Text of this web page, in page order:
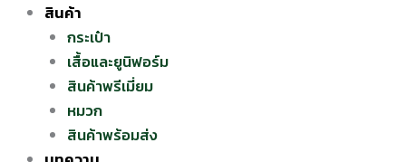
สินค้า
กระเป๋า
เสื้อและยูนิฟอร์ม
สินค้าพรีเมี่ยม
หมวก
สินค้าพร้อมส่ง